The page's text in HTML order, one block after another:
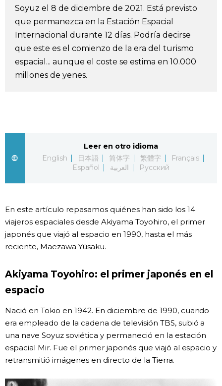
En profundidad
Más
Noticias
Fragmentos de Japón
Gente
Tokio
Avisos
Soyuz el 8 de diciembre de 2021. Está previsto
que permanezca en la Estación Espacial
Internacional durante 12 días. Podría decirse
que este es el comienzo de la era del turismo
espacial... aunque el coste se estima en 10.000
millones de yenes.
Leer en otro idioma
English
日本語 简体字 繁體字
Français
Español
العربية Русский
En este artículo repasamos quiénes han sido los 14
viajeros espaciales desde Akiyama Toyohiro, el primer
japonés que viajó al espacio en 1990, hasta el más
reciente, Maezawa Yūsaku.
Akiyama Toyohiro: el primer japonés en el
espacio
Nació en Tokio en 1942. En diciembre de 1990, cuando
era empleado de la cadena de televisión TBS, subió a
una nave Soyuz soviética y permaneció en la estación
espacial Mir. Fue el primer japonés que viajó al espacio y
retransmitió imágenes en directo de la Tierra.